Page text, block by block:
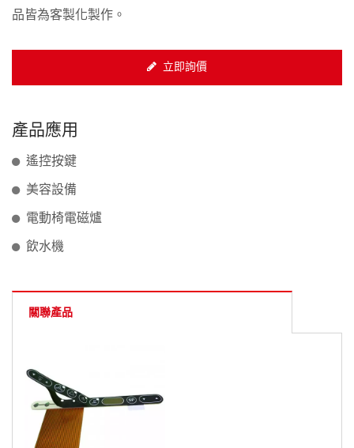
品皆為客製化製作。
立即詢價
產品應用
遙控按鍵
美容設備
電動椅電磁爐
飲水機
關聯產品